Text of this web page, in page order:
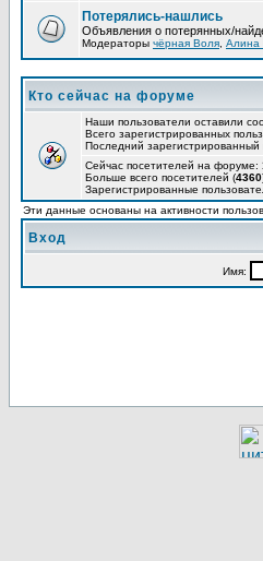
Потерялись-нашлись
Объявления о потерянных/
Модераторы чёрная Воля Алина
Кто сейчас на форуме
Наши пользователи оставили
Всего зарегистрированных
Последний зарегистрированный
Сейчас посетителей на форуме:
Больше всего посетителей (4360
Зарегистрированные
Эти данные основаны на активности
Вход
Имя: